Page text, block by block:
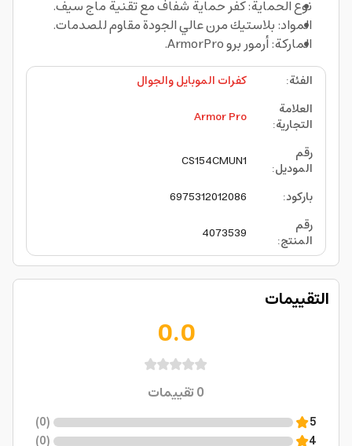
نوع الحماية: كفر حماية شفاف مع تقنية ماج سيف.
المواد: بلاستيك مرن عالي الجودة مقاوم للصدمات.
الماركة: أرمور برو ArmorPro.
الفئة:
كفرات الموبايل والجوال
العلامة
التجارية:
Armor Pro
رقم
الموديل:
CS154CMUN1
باركود:
6975312012086
رقم
المنتج:
4073539
التقييمات
0.0
0تقييمات
5
(
0
)
4
(
0
)